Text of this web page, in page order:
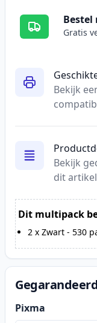
Bekijk
Bekijk
dit artikel
Dit multipack
2 x Zwart - 530
Gratis
Pixma